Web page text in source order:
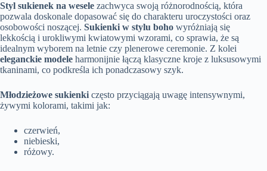
Styl sukienek na wesele zachwyca swoją różnorodnością, która
pozwala doskonale dopasować się do charakteru uroczystości oraz
osobowości noszącej. Sukienki w stylu boho wyróżniają się
lekkością i urokliwymi kwiatowymi wzorami, co sprawia, że są
idealnym wyborem na letnie czy plenerowe ceremonie. Z kolei
eleganckie modele harmonijnie łączą klasyczne kroje z luksusowymi
tkaninami, co podkreśla ich ponadczasowy szyk.
Młodzieżowe sukienki często przyciągają uwagę intensywnymi,
żywymi kolorami, takimi jak:
czerwień,
niebieski,
różowy.